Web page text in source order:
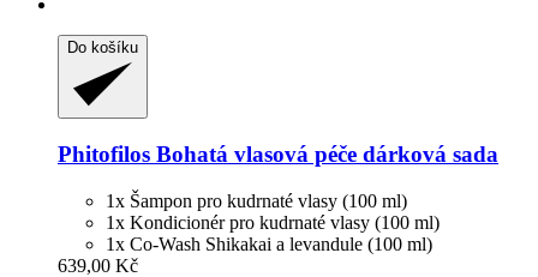
Do košíku
Phitofilos Bohatá vlasová péče dárková sada
1x Šampon pro kudrnaté vlasy (100 ml)
1x Kondicionér pro kudrnaté vlasy (100 ml)
1x Co-Wash Shikakai a levandule (100 ml)
639,00 Kč